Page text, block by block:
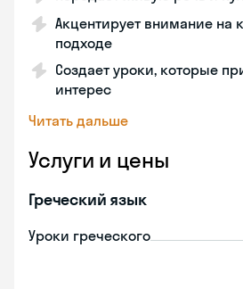
Акцентирует внимание на
подходе
Создает уроки, которые
интерес
Читать дальше
Услуги и цены
Греческий язык
Уроки греческого